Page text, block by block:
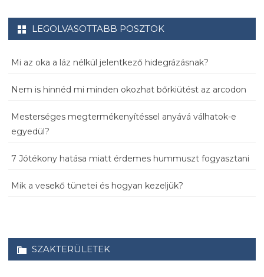
LEGOLVASOTTABB POSZTOK
Mi az oka a láz nélkül jelentkező hidegrázásnak?
Nem is hinnéd mi minden okozhat bőrkiütést az arcodon
Mesterséges megtermékenyítéssel anyává válhatok-e
egyedül?
7 Jótékony hatása miatt érdemes hummuszt fogyasztani
Mik a vesekő tünetei és hogyan kezeljük?
SZAKTERÜLETEK